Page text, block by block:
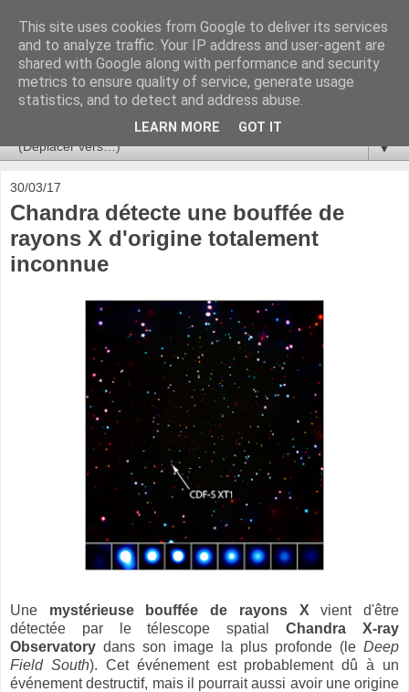
Ça se passe là haut
Astronomie, Astrophysique, Astroparticules, Cosmologie.
L'infini se contemple, indéfiniment. ISSN 2272-5768
▼
30/03/17
Chandra détecte une bouffée de
rayons X d'origine totalement
inconnue
Une mystérieuse bouffée de rayons X vient d'être
détectée par le télescope spatialChandra X-ray
Observatory dans son image la plus profonde (le Deep
Field South). Cet événement est probablement dû à un
événement destructif, mais il pourrait aussi avoir une origine
This site uses cookies from Google to deliver its services
and to analyze traffic. Your IP address and user-agent are
shared with Google along with performance and security
metrics to ensure quality of service, generate usage
statistics, and to detect and address abuse.
LEARN MORE GOT IT